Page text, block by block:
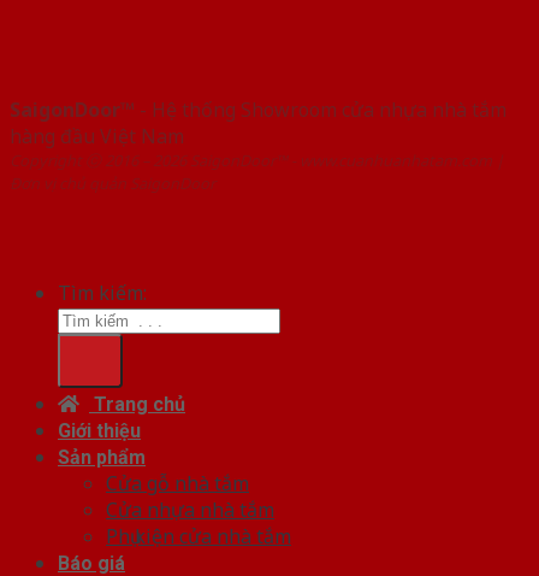
SaigonDoor™ - Hệ thống Showroom cửa nhựa nhà tắm
hàng đầu Việt Nam
Copyright ⓒ 2016 – 2026 SaigonDoor™ - www.cuanhuanhatam.com |
Đơn vị chủ quản SaigonDoor
Tìm kiếm:
Trang chủ
Giới thiệu
Sản phẩm
Cửa gỗ nhà tắm
Cửa nhựa nhà tắm
Phụ kiện cửa nhà tắm
Báo giá